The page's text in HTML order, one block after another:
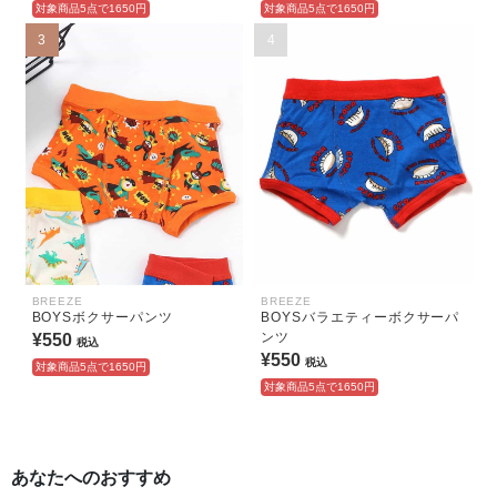
対象商品5点で1650円 対象商品5点で1650円
3
BREEZE
BOYSボクサーパンツ
¥550 税込
対象商品5点で1650円
4
BREEZE
BOYSバラエティーボクサーパ
ンツ
¥550 税込
対象商品5点で1650円
あなたへのおすすめ